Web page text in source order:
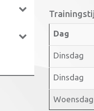
Dag
Dinsdag
Dinsdag
Woensdag